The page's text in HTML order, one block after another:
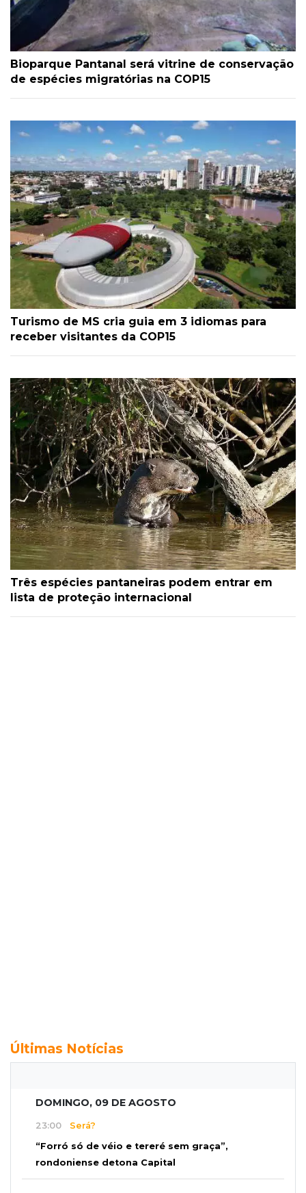
Bioparque Pantanal será vitrine de conservação
de espécies migratórias na COP15
Turismo de MS cria guia em 3 idiomas para
receber visitantes da COP15
Três espécies pantaneiras podem entrar em
lista de proteção internacional
Últimas Notícias
DOMINGO, 09 DE AGOSTO
23:00 Será?
“Forró só de véio e tereré sem graça”,
rondoniense detona Capital